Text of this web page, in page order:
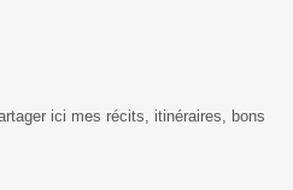
ici mes récits, itinéraires, bons